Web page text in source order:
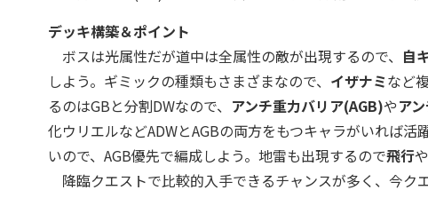
デッキ構築＆ポイント
ボスは光属性だが道中は全属性の敵が出現するので、 自
しよう。ギミックの種類もさまざまなので、 イザナミなど
るのはGBと分割DWなので、 アンチ重力バリア(AGB)やア
化ウリエルなどADWとAGBの両方をもつキャラがいれば
いので、AGB優先で編成しよう。地雷も出現するので飛行や
降臨クエストで比較的入手できるチャンスが多く、今ク